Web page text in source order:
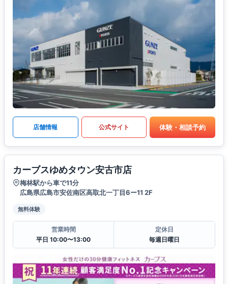
店舗情報 公式サイト 体験・相談予約
カーブスゆめタウン安古市店
梅林駅から車で11分
広島県広島市安佐南区高取北一丁目6ー11 2F
無料体験
営業時間
平日 10:00〜13:00
定休日
毎週日曜日